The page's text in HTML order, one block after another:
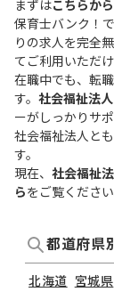
まずはこちらか
保育士バンク！
りの求人を完全
てご利用いただけ
在職中でも、転
す。 社会福祉法
ーがしっかりサ
社会福祉法人と
す。
現在、 社会福祉
らをご覧ください
都道府県
北海道 宮城県